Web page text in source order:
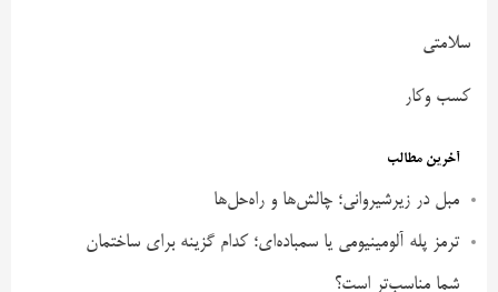
سلامتی
کسب وکار
آخرین مطالب
مبل در زیرشیروانی؛ چالش‌ها و راه‌حل‌ها
ترمز پله آلومینیومی یا سمباده‌ای؛ کدام گزینه برای ساختمان
شما مناسب‌تر است؟